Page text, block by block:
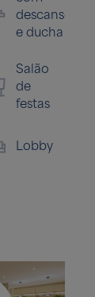
descanso
e ducha
Salão
de
festas
Lobby